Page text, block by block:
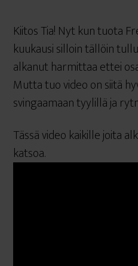
Kiitos Tia! Nyt kun tuota
kuukausi silloin tällöin
alkanut harmittaa ettei
Mutta tuo video on siitä
svingaamaan tyylillä ja
Tässä video kaikille joita
katsoa.